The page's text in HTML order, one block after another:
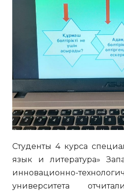
Студенты 4 курса
язык и литература»
инновационно-
университета